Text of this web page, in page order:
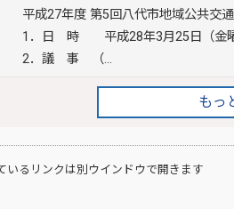
平成27年度 第5回八代市地域公共交
1．日 時 平成28年3月25日（金
2．議 事 （…
もっ
いるリンクは別ウインドウで開きます